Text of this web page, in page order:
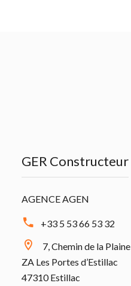
GER Constructeur
AGENCE AGEN
+33 5 53 66 53 32
7, Chemin de la Plaine
ZA Les Portes d’Estillac
47310 Estillac